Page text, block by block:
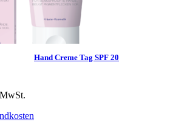
Hand Creme Tag SPF 20